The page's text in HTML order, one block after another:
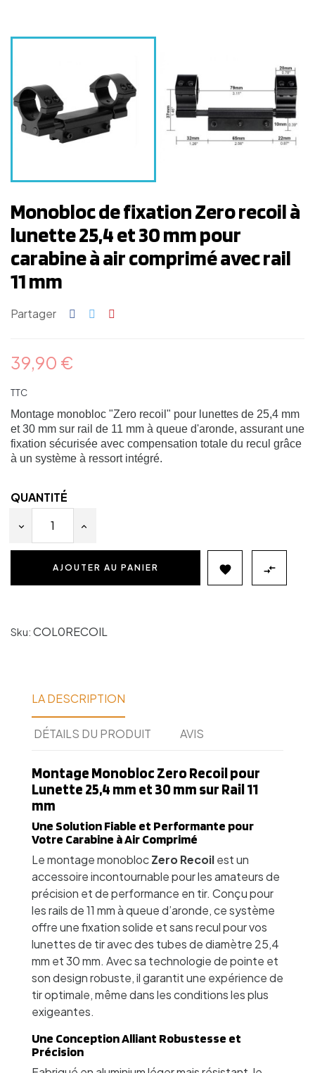
Monobloc de fixation Zero recoil à
lunette 25,4 et 30 mm pour
carabine à air comprimé avec rail
11 mm
Partager
39,90 €
TTC
Montage monobloc "Zero recoil" pour lunettes de 25,4 mm
et 30 mm sur rail de 11 mm à queue d'aronde, assurant une
fixation sécurisée avec compensation totale du recul grâce
à un système à ressort intégré.
QUANTITÉ
AJOUTER AU PANIER  
Sku: COL0RECOIL
LA DESCRIPTION
DÉTAILS DU PRODUIT AVIS
Montage Monobloc Zero Recoil pour
Lunette 25,4 mm et 30 mm sur Rail 11
mm
Une Solution Fiable et Performante pour
Votre Carabine à Air Comprimé
Le montage monoblocZero Recoilest un
accessoire incontournable pour les amateurs de
précision et de performance en tir. Conçu pour
les rails de 11 mm à queue d’aronde, ce système
offre une fixation solide et sans recul pour vos
lunettes de tir avec des tubes de diamètre 25,4
mm et 30 mm. Avec sa technologie de pointe et
son design robuste, il garantit une expérience de
tir optimale, même dans les conditions les plus
exigeantes.
Une Conception Alliant Robustesse et
Précision